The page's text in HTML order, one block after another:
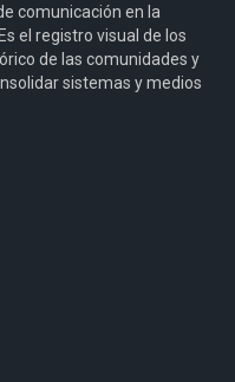
comunicación en la
el registro visual de los
de las comunidades y
sistemas y medios